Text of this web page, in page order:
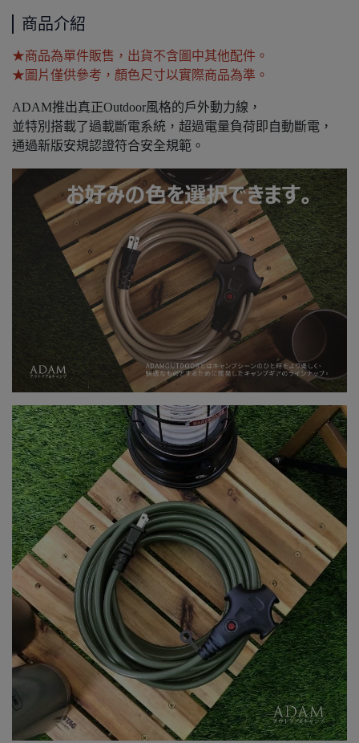
商品介紹
★商品為單件販售，出貨不含圖中其他配件。
★圖片僅供參考，顏色尺寸以實際商品為準。
ADAM推出真正Outdoor風格的戶外動力線，
並特別搭載了過載斷電系統，超過電量負荷即自動斷電，
通過新版安規認證符合安全規範。